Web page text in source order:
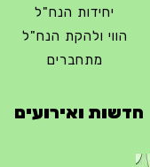
יחידות הנח"ל
הווי ולהקת הנח"ל
מתחברים
חדשות ואירועים